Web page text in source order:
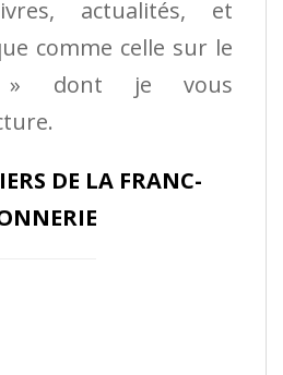
actualités, et
comme celle sur le
» dont je vous
DE LA FRANC-